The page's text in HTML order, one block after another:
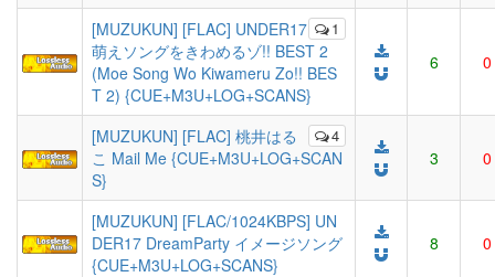
1
[MUZUKUN] [FLAC] UNDER17
萌えソングをきわめるゾ!! BEST 2
(Moe Song Wo Kiwameru Zo!! BES
T 2) {CUE+M3U+LOG+SCANS}
6 0
4
[MUZUKUN] [FLAC] 桃井はる
こ Mail Me {CUE+M3U+LOG+SCAN
S}
3 0
[MUZUKUN] [FLAC/1024KBPS] UN
DER17 DreamParty イメージソング
{CUE+M3U+LOG+SCANS}
8 0